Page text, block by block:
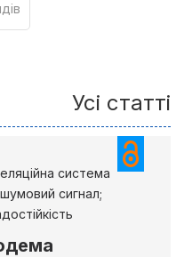
Усі статті
система
сигнал;